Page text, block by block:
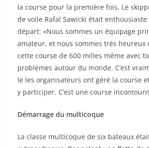
la course pour la première fois. Le
de voile Rafal Sawicki était enthousiaste
départ: «Nous sommes un équipage
amateur, et nous sommes très heureux
cette course de 600 milles même avec
problèmes autour du monde. C’est
le les organisateurs ont géré la course
y participer. C’est une course
Démarrage du multicoque
La classe multicoque de six bateaux